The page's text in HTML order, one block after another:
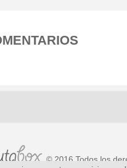
© 2016 Todos los